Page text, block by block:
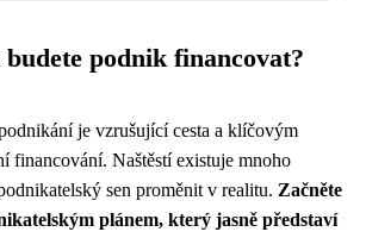
podnik financovat?
je vzrušující cesta a klíčovým
financování. Naštěstí existuje mnoho
sen proměnit v realitu. Začněte
plánem, který jasně představí